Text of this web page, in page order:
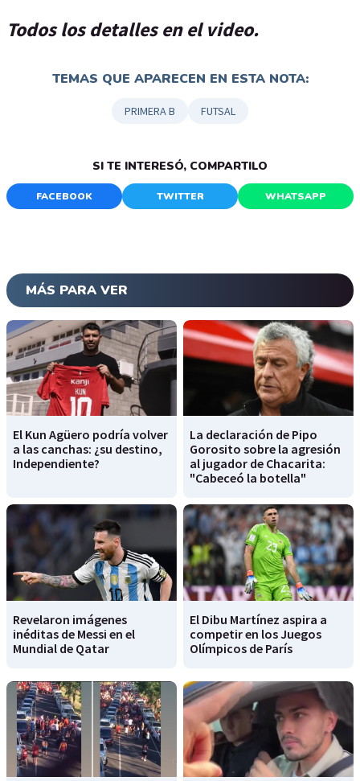
Todos los detalles en el video.
TEMAS QUE APARECEN EN ESTA NOTA:
PRIMERA B FUTSAL
SI TE INTERESÓ, COMPARTILO
FACEBOOK TWITTER WHATSAPP
MÁS PARA VER
El Kun Agüero podría volver
a las canchas: ¿su destino,
Independiente?
La declaración de Pipo
Gorosito sobre la agresión
al jugador de Chacarita:
"Cabeceó la botella"
Revelaron imágenes
inéditas de Messi en el
Mundial de Qatar
El Dibu Martínez aspira a
competir en los Juegos
Olímpicos de París